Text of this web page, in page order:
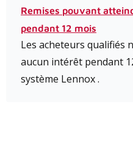
Remises pouvant
pendant 12 mois
Les acheteurs qualifiés
aucun intérêt pendant
système Lennox .